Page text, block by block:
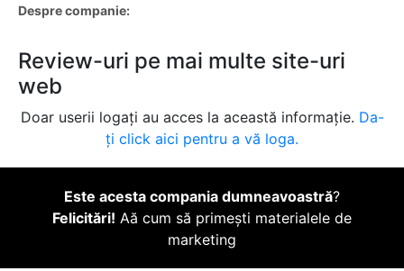
Despre companie:
Review-uri pe mai multe site-uri
web
Doar userii logați au acces la această informație. Da-
ți click aici pentru a vă loga.
Este acesta compania dumneavoastră?
Felicitări! Aă cum să primești materialele de
marketing